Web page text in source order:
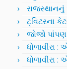
રાજસ્થાનનું
ટ્વિટરના
જોજો
ધોળાવીરા
ધોળાવીરા